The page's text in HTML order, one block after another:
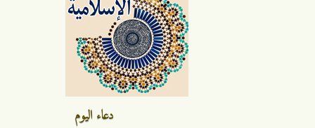
دعاء اليوم